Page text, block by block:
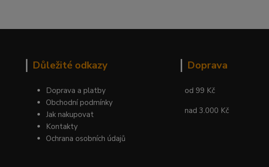
Důležité odkazy
Doprava a platby
Obchodní podmínky
Jak nakupovat
Kontakty
Ochrana osobních údajů
Doprava
od 99 Kč
nad 3.000 Kč